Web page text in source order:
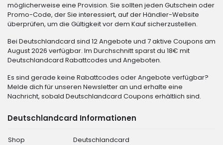
möglicherweise eine Provision. Sie sollten jeden Gutschein oder
Promo-Code, der Sie interessiert, auf der Händler-Website
überprüfen, um die Gültigkeit vor dem Kauf sicherzustellen.
Bei Deutschlandcard sind 12 Angebote und 7 aktive Coupons am
August 2026 verfügbar. Im Durchschnitt sparst du 18€ mit
Deutschlandcard Rabattcodes und Angeboten.
Es sind gerade keine Rabattcodes oder Angebote verfügbar?
Melde dich für unseren Newsletter an und erhalte eine
Nachricht, sobald Deutschlandcard Coupons erhältlich sind.
Deutschlandcard Informationen
Shop
Deutschlandcard